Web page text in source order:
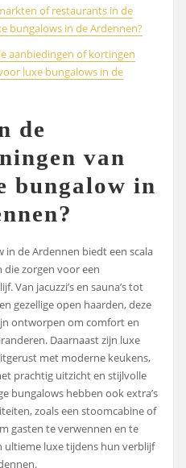
of restaurants in de
bungalows in de Ardennen?
aanbiedingen of kortingen
luxe bungalows in de
de
van
bungalow in
in de Ardennen biedt een scala
die zorgen voor een
Van jacuzzi’s en sauna’s tot
gezellige open haarden, deze
ontworpen om comfort en
Daarnaast zijn luxe
met moderne keukens,
prachtig uitzicht en stijlvolle
bungalows hebben ook extra’s
zoals een stoomcabine of
gasten te verwennen en te
ultieme luxe tijdens hun verblijf